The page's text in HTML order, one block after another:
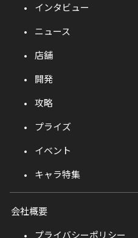
インタビュー
ニュース
店舗
開発
攻略
プライズ
イベント
キャラ特集
会社概要
プライバシーポリシー